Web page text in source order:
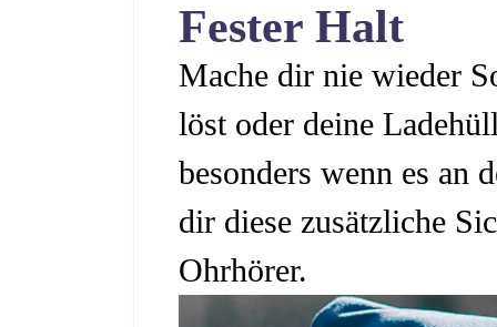
Fester Halt
Mache dir nie wieder
löst oder deine
besonders wenn es an
dir diese zusätzliche
Ohrhörer.